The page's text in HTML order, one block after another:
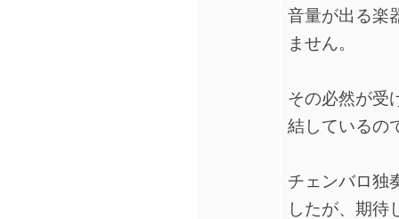
音量が出る楽
ません。
その必然が受
結しているの
チェンバロ独
したが、期待